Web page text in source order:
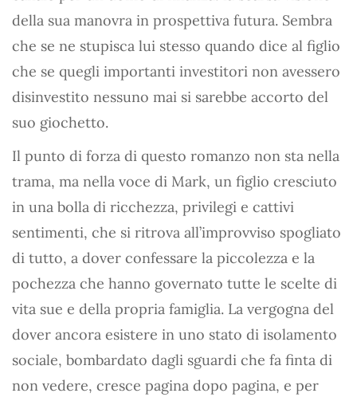
della sua manovra in prospettiva futura. Sembra
che se ne stupisca lui stesso quando dice al figlio
che se quegli importanti investitori non avessero
disinvestito nessuno mai si sarebbe accorto del
suo giochetto.
Il punto di forza di questo romanzo non sta nella
trama, ma nella voce di Mark, un figlio cresciuto
in una bolla di ricchezza, privilegi e cattivi
sentimenti, che si ritrova all’improvviso spogliato
di tutto, a dover confessare la piccolezza e la
pochezza che hanno governato tutte le scelte di
vita sue e della propria famiglia. La vergogna del
dover ancora esistere in uno stato di isolamento
sociale, bombardato dagli sguardi che fa finta di
non vedere, cresce pagina dopo pagina, e per